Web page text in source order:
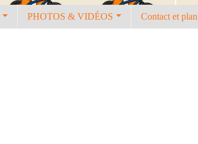
PHOTOS & VIDÉOS Contact et plan